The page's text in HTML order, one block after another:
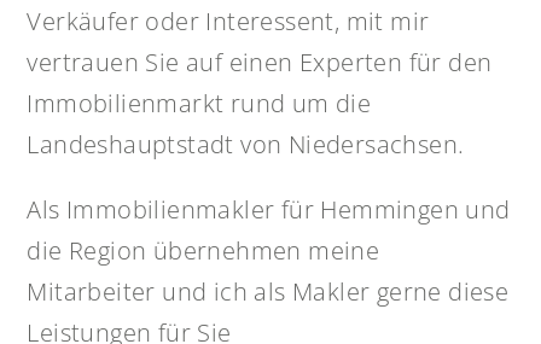
Verkäufer oder Interessent, mit mir
vertrauen Sie auf einen Experten für den
Immobilienmarkt rund um die
Landeshauptstadt von Niedersachsen.
Als Immobilienmakler für Hemmingen und
die Region übernehmen meine
Mitarbeiter und ich als Makler gerne diese
Leistungen für Sie